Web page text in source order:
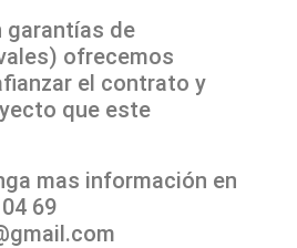
garantías de
ofrecemos
el contrato y
que este
mas información en
69